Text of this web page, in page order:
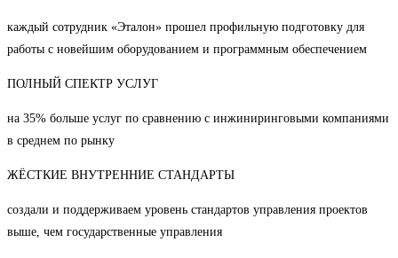
каждый сотрудник «Эталон» прошел профильную подготовку для
работы с новейшим оборудованием и программным обеспечением
ПОЛНЫЙ СПЕКТР УСЛУГ
на 35% больше услуг по сравнению с инжиниринговыми компаниями
в среднем по рынку
ЖЁСТКИЕ ВНУТРЕННИЕ СТАНДАРТЫ
создали и поддерживаем уровень стандартов управления проектов
выше, чем государственные управления